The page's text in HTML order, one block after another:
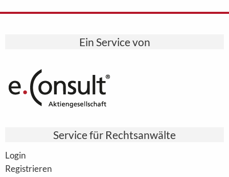
Ein Service von
Service für Rechtsanwälte
Login
Registrieren